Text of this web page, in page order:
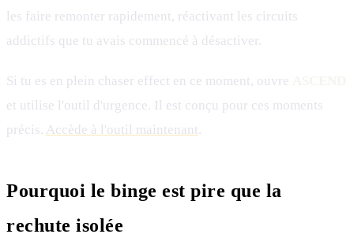
les faire remonter rapidement, réactivant les circuits
addictifs que tu avais commencé à désactiver.
Si tu es en plein chaser effect en ce moment, ouvre
et utilise l'outil d'urgence. Il est conçu pour ces moments
précis. Accède à l'outil maintenant.
Pourquoi le binge est pire que la
rechute isolée